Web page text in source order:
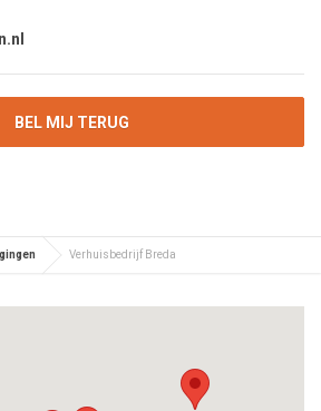
BEL MIJ TERUG
Verhuisbedrijf Breda